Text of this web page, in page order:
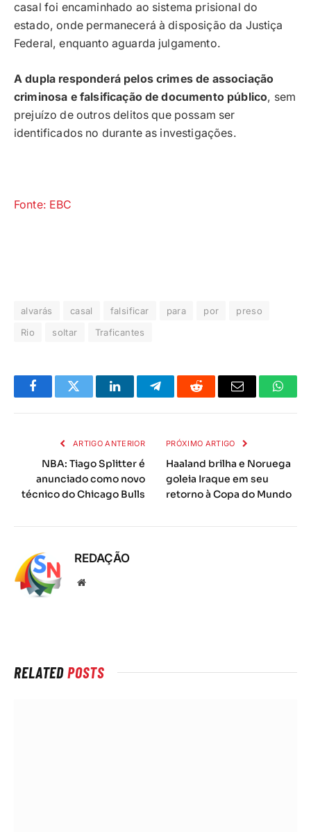
casal foi encaminhado ao sistema prisional do
estado, onde permanecerá à disposição da Justiça
Federal, enquanto aguarda julgamento.
A dupla responderá pelos crimes de associação
criminosa e falsificação de documento público, sem
prejuízo de outros delitos que possam ser
identificados no durante as investigações.
Fonte: EBC
alvarás casal falsificar para por
preso
Rio
soltar Traficantes
FacebookTwitter LinkedInTelegramaReddit
E-
ARTIGO ANTERIOR
NBA: Tiago Splitter é
anunciado como novo
técnico do Chicago Bulls
PRÓXIMO ARTIGO
Haaland brilha e Noruega
goleia Iraque em seu
retorno à Copa do Mundo
REDAÇÃO
Local
RELATEDPOSTS